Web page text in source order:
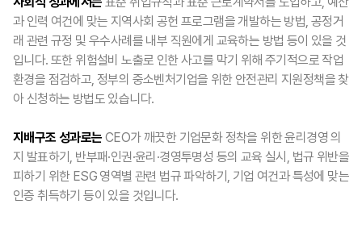
과 인력 여건에 맞는 지역사회 공헌 프로그램을 개발하는 방법, 공정거
래 관련 규정 및 우수사례를 내부 직원에게 교육하는 방법 등이 있을 것
입니다. 또한 위험설비 노출로 인한 사고를 막기 위해 주기적으로 작업
환경을 점검하고, 정부의 중소벤처기업을 위한 안전관리 지원정책을 찾
아 신청하는 방법도 있습니다.
지배구조 성과로는 CEO가 깨끗한 기업문화 정착을 위한 윤리경영 의
지 발표하기, 반부패·인권·윤리·경영투명성 등의 교육 실시, 법규 위반을
피하기 위한 ESG 영역별 관련 법규 파악하기, 기업 여건과 특성에 맞는
인증 취득하기 등이 있을 것입니다.